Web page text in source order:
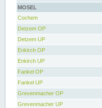
MOSEL
Cochem
Detzem OP
Detzem UP
Enkirch OP
Enkirch UP
Fankel OP
Fankel UP
Grevenmacher OP
Grevenmacher UP